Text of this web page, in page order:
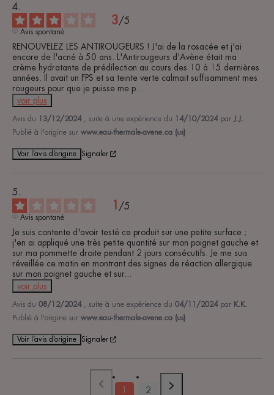
3/5
Avis spontané
RENOUVELEZ LES ANTIROUGEURS ! J'ai de la rosacée et j'ai
encore de l'acné à 50 ans. L'Antirougeurs d'Avène était ma
crème hydratante de prédilection au cours des 10 à 15 dernières
années. Il avait un FPS et sa teinte verte calmait suffisamment mes
rougeurs pour que je puisse me p
voir plus
Avis du 13/12/2024 , suite à une expérience du 14/10/2024 par
Publié à l'origine sur www.eau-thermale-avene.ca (us)
Voir l’avis d’origine Signaler
1 /5
Avis spontané
Je suis contente d'avoir testé ce produit sur une petite surface ;
j'en ai appliqué une très petite quantité sur mon poignet gauche et
sur ma pommette droite pendant 2 jours consécutifs. Je me suis
réveillée ce matin en montrant des signes de réaction allergique
sur mon poignet gauche et sur...
voir plus
Avis du 08/12/2024 , suite à une expérience du 04/11/2024 par K.K.
Publié à l'origine sur www.eau-thermale-avene.ca (us)
Voir l’avis d’origine Signaler
1 2